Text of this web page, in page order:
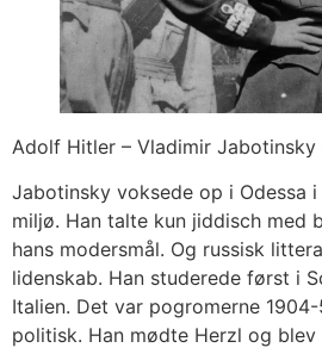
Adolf Hitler – Vladimir Jabotinsky
Jabotinsky voksede op i Odessa
miljø. Han talte kun jiddisch med
hans modersmål. Og russisk
lidenskab. Han studerede først i
Italien. Det var pogromerne
politisk. Han mødte Herzl og